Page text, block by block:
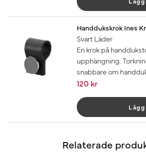
Handdukskrok Ines
Svart Läder
En krok på
upphängning.
snabbare om
120 kr
Relaterade